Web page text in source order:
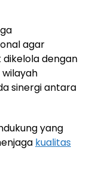
agar
dengan
sinergi antara
yang
kualitas